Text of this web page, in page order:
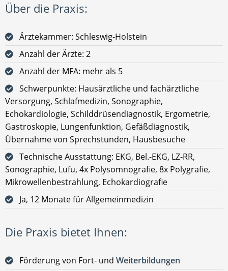
Über die Praxis:
Ärztekammer: Schleswig-Holstein
Anzahl der Ärzte: 2
Anzahl der MFA: mehr als 5
Schwerpunkte: Hausärztliche und fachärztliche
Versorgung, Schlafmedizin, Sonographie,
Echokardiologie, Schilddrüsendiagnostik, Ergometrie,
Gastroskopie, Lungenfunktion, Gefäßdiagnostik,
Übernahme von Sprechstunden, Hausbesuche
Technische Ausstattung: EKG, Bel.-EKG, LZ-RR,
Sonographie, Lufu, 4x Polysomnografie, 8x Polygrafie,
Mikrowellenbestrahlung, Echokardiografie
Ja, 12 Monate für Allgemeinmedizin
Die Praxis bietet Ihnen:
Förderung von Fort- und Weiterbildungen